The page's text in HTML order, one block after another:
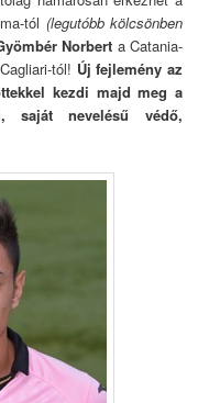
tól (legutóbb kölcsönben
Norbert a Catania-
tól! Új fejlemény az
kezdi majd meg a
saját nevelésű védő,